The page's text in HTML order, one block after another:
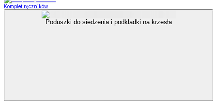
Komplet ręczników
Poduszki do siedzenia i podkładki na krzesła